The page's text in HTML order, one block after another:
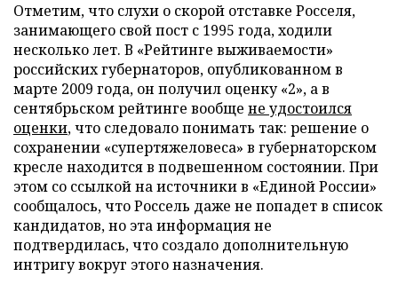
Отметим, что слухи о скорой отставке Росселя,
занимающего свой пост с 1995 года, ходили
несколько лет. В «Рейтинге выживаемости»
российских губернаторов, опубликованном в
марте 2009 года, он получил оценку «2», а в
сентябрьском рейтинге вообще не удостоился
оценки, что следовало понимать так: решение о
сохранении «супертяжеловеса» в губернаторском
кресле находится в подвешенном состоянии. При
этом со ссылкой на источники в «Единой России»
сообщалось, что Россель даже не попадет в список
кандидатов, но эта информация не
подтвердилась, что создало дополнительную
интригу вокруг этого назначения.